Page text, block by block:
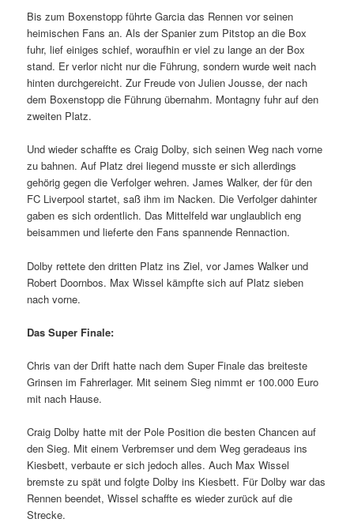
Bis zum Boxenstopp führte Garcia das Rennen vor seinen
heimischen Fans an. Als der Spanier zum Pitstop an die Box
fuhr, lief einiges schief, woraufhin er viel zu lange an der Box
stand. Er verlor nicht nur die Führung, sondern wurde weit nach
hinten durchgereicht. Zur Freude von Julien Jousse, der nach
dem Boxenstopp die Führung übernahm. Montagny fuhr auf den
zweiten Platz.
Und wieder schaffte es Craig Dolby, sich seinen Weg nach vorne
zu bahnen. Auf Platz drei liegend musste er sich allerdings
gehörig gegen die Verfolger wehren. James Walker, der für den
FC Liverpool startet, saß ihm im Nacken. Die Verfolger dahinter
gaben es sich ordentlich. Das Mittelfeld war unglaublich eng
beisammen und lieferte den Fans spannende Rennaction.
Dolby rettete den dritten Platz ins Ziel, vor James Walker und
Robert Doornbos. Max Wissel kämpfte sich auf Platz sieben
nach vorne.
Das Super Finale:
Chris van der Drift hatte nach dem Super Finale das breiteste
Grinsen im Fahrerlager. Mit seinem Sieg nimmt er 100.000 Euro
mit nach Hause.
Craig Dolby hatte mit der Pole Position die besten Chancen auf
den Sieg. Mit einem Verbremser und dem Weg geradeaus ins
Kiesbett, verbaute er sich jedoch alles. Auch Max Wissel
bremste zu spät und folgte Dolby ins Kiesbett. Für Dolby war das
Rennen beendet, Wissel schaffte es wieder zurück auf die
Strecke.